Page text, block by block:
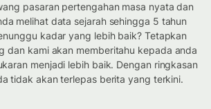
pasaran pertengahan masa nyata dan
melihat data sejarah sehingga 5 tahun
kadar yang lebih baik? Tetapkan
dan kami akan memberitahu kepada anda
menjadi lebih baik. Dengan ringkasan
tidak akan terlepas berita yang terkini.